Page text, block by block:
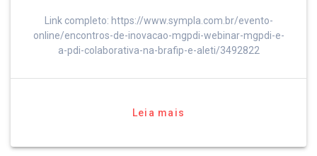
Link completo: https://www.sympla.com.br/evento-
online/encontros-de-inovacao-mgpdi-webinar-mgpdi-e-
a-pdi-colaborativa-na-brafip-e-aleti/3492822
Leia mais